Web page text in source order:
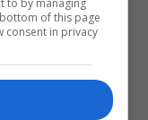
to by managing
of this page
consent in privacy